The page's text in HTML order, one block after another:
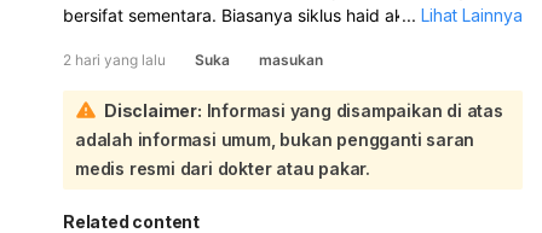
bersifat sementara. Biasanya siklus haid akan kembali
Untuk membantu haid lebih lancar, Anda bisa menjaga
berat badan ideal, rutin olahraga, makan bergizi,
mengontrol stres, dan tidur cukup. Bila perlu, periksa ke
dokter untuk memastikan tidak ada penyebab lain seperti
gangguan hormon, PCOS, tiroid, atau miom. Karena Anda
sudah sampai 16 hari haid tidak berhenti, sebaiknya
periksa ke dokter kandungan/penyakit dalam, apalagi
... Lihat Lainnya
2 hari yang lalu Suka masukan
Disclaimer: Informasi yang disampaikan di atas
adalah informasi umum, bukan pengganti saran
medis resmi dari dokter atau pakar.
Related content